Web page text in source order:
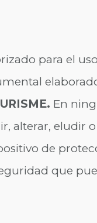
para el
En
alterar, eludir
de
que